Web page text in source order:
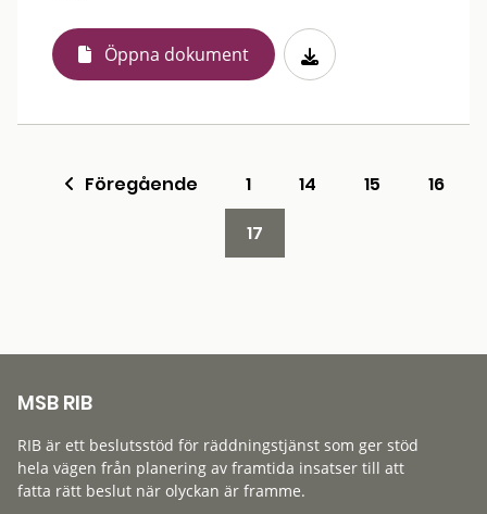
Öppna dokument
Föregående 1 14 15
16
17
MSB RIB
RIB är ett beslutsstöd för räddningstjänst som ger stöd
hela vägen från planering av framtida insatser till att
fatta rätt beslut när olyckan är framme.